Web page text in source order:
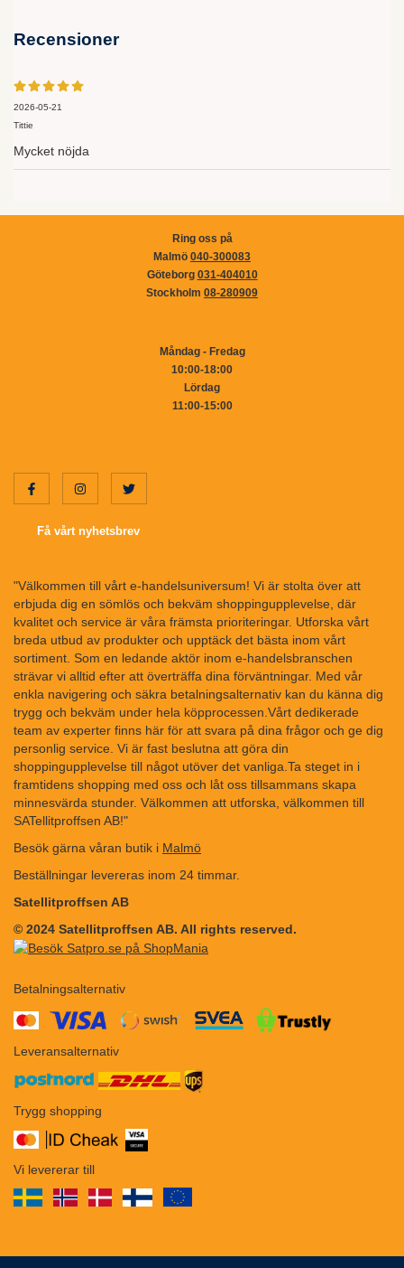
Recensioner
2026-05-21
Tittie
Mycket nöjda
Ring oss på
Malmö 040-300083
Göteborg 031-404010
Stockholm 08-280909
Måndag - Fredag
10:00-18:00
Lördag
11:00-15:00
Få vårt nyhetsbrev
"Välkommen till vårt e-handelsuniversum! Vi är stolta över att
erbjuda dig en sömlös och bekväm shoppingupplevelse, där
kvalitet och service är våra främsta prioriteringar. Utforska vårt
breda utbud av produkter och upptäck det bästa inom vårt
sortiment. Som en ledande aktör inom e-handelsbranschen
strävar vi alltid efter att överträffa dina förväntningar. Med vår
enkla navigering och säkra betalningsalternativ kan du känna dig
trygg och bekväm under hela köpprocessen.Vårt dedikerade
team av experter finns här för att svara på dina frågor och ge dig
personlig service. Vi är fast beslutna att göra din
shoppingupplevelse till något utöver det vanliga.Ta steget in i
framtidens shopping med oss och låt oss tillsammans skapa
minnesvärda stunder. Välkommen att utforska, välkommen till
SATellitproffsen AB!"
Besök gärna våran butik i Malmö
Beställningar levereras inom 24 timmar.
Satellitproffsen AB
© 2024 Satellitproffsen AB. All rights reserved.
Betalningsalternativ
Leveransalternativ
Trygg shopping
Vi levererar till